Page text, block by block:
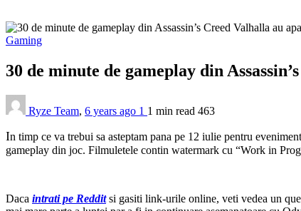
Gaming
30 de minute de gameplay din
Ryze Team, 6 years ago 1 1 min read 463
In timp ce va trebui sa asteptam pana pe 12 iulie pentru
gameplay din joc. Filmuletele contin watermark cu “Work in
Daca intrati pe Redditsi gasiti link-urile online, veti vedea un